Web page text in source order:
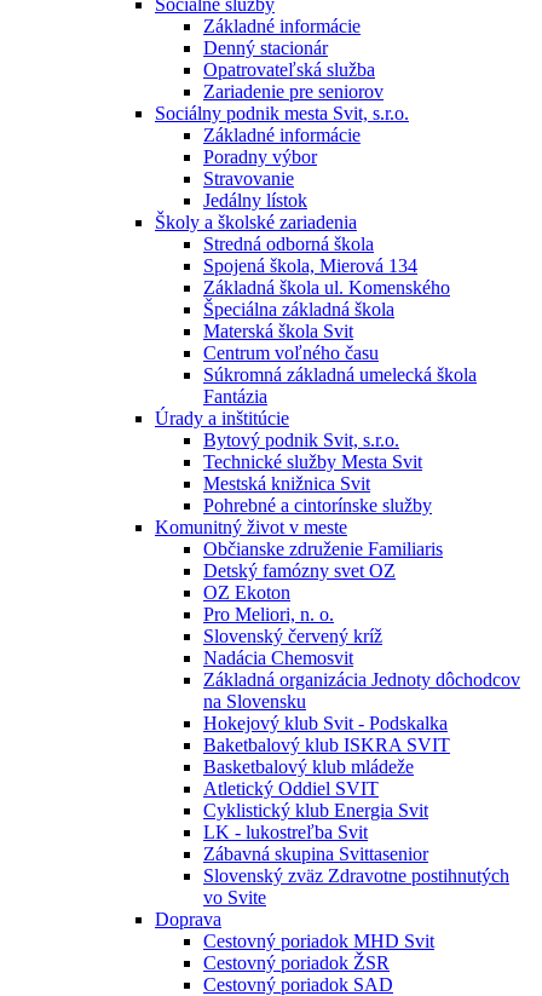
Sociálne služby
Základné informácie
Denný stacionár
Opatrovateľská služba
Zariadenie pre seniorov
Sociálny podnik mesta Svit, s.r.o.
Základné informácie
Poradny výbor
Stravovanie
Jedálny lístok
Školy a školské zariadenia
Stredná odborná škola
Spojená škola, Mierová 134
Základná škola ul. Komenského
Špeciálna základná škola
Materská škola Svit
Centrum voľného času
Súkromná základná umelecká škola
Fantázia
Úrady a inštitúcie
Bytový podnik Svit, s.r.o.
Technické služby Mesta Svit
Mestská knižnica Svit
Pohrebné a cintorínske služby
Komunitný život v meste
Občianske združenie Familiaris
Detský famózny svet OZ
OZ Ekoton
Pro Meliori, n. o.
Slovenský červený kríž
Nadácia Chemosvit
Základná organizácia Jednoty dôchodcov
na Slovensku
Hokejový klub Svit - Podskalka
Baketbalový klub ISKRA SVIT
Basketbalový klub mládeže
Atletický Oddiel SVIT
Cyklistický klub Energia Svit
LK - lukostreľba Svit
Zábavná skupina Svittasenior
Slovenský zväz Zdravotne postihnutých
vo Svite
Doprava
Cestovný poriadok MHD Svit
Cestovný poriadok ŽSR
Cestovný poriadok SAD